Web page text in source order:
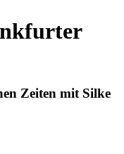
Zeiten mit Silke